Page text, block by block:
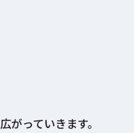
がっていきます。